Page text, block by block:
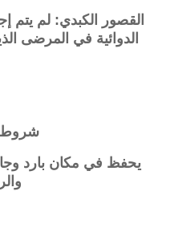
القصور الكبدي: لم يتم
الدوائية في المرضى
شروط
يحفظ في مكان بارد